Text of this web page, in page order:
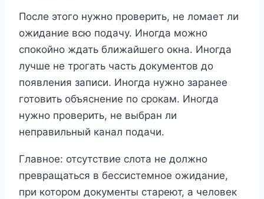
После этого нужно проверить, не ломает ли
ожидание всю подачу. Иногда можно
спокойно ждать ближайшего окна. Иногда
лучше не трогать часть документов до
появления записи. Иногда нужно заранее
готовить объяснение по срокам. Иногда
нужно проверить, не выбран ли
неправильный канал подачи.
Главное: отсутствие слота не должно
превращаться в бессистемное ожидание,
при котором документы стареют, а человек